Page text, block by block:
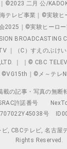
｜©2023 二月 公/
テレビ事業｜©実験
2025｜©実験ヒーロ
BROADCASTING
｜（C）すえのぶけ
｜ ｜© CBC
©VG15th｜©メ～テレ
載の記事・写真の無断
許諾番号
号
, CBCテレビ, 名古屋
Rights Reserved.